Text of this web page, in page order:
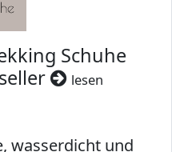
Schuhe
lesen
wasserdicht und